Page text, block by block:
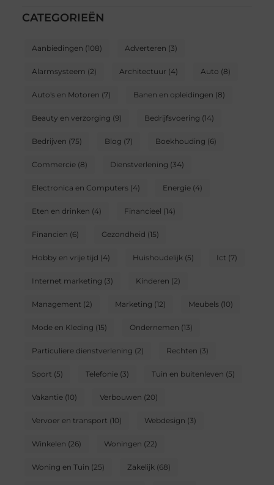
CATEGORIEËN
Aanbiedingen (108) Adverteren (3)
Alarmsysteem (2) Architectuur (4) Auto (8)
Auto's en Motoren (7) Banen en opleidingen (8)
Beauty en verzorging (9) Bedrijfsvoering (14)
Bedrijven (75) Blog (7) Boekhouding (6)
Commercie(8) Dienstverlening (34)
Electronica en Computers(4) Energie(4)
Eten en drinken (4) Financieel (14)
Financien (6) Gezondheid (15)
Hobby en vrije tijd (4) Huishoudelijk(5) Ict (7)
Internet marketing (3) Kinderen (2)
Management (2) Marketing (12) Meubels(10)
Mode en Kleding (15) Ondernemen (13)
Particuliere dienstverlening (2) Rechten (3)
Sport (5) Telefonie(3) Tuin en buitenleven (5)
Vakantie(10) Verbouwen (20)
Vervoer en transport (10) Webdesign (3)
Winkelen (26) Woningen (22)
Woning en Tuin (25) Zakelijk(68)